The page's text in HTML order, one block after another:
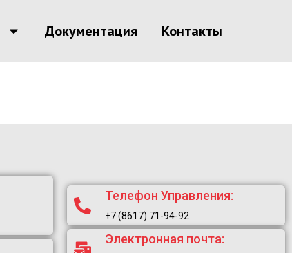
Документация Контакты
Телефон Управления:
+7 (8617) 71-94-92
Электронная почта: